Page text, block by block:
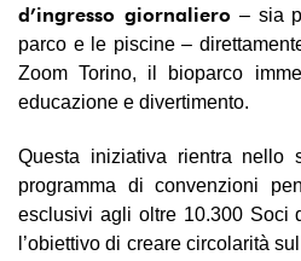
d’ingresso giornaliero – sia
parco e le piscine –
Zoom Torino, il bioparco
educazione e divertimento.
Questa iniziativa rientra nello
programma di convenzioni
esclusivi agli oltre 10.300 Soci
l’obiettivo di creare circolarità